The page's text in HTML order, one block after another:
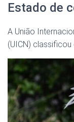
Estado de
A União
(UICN)